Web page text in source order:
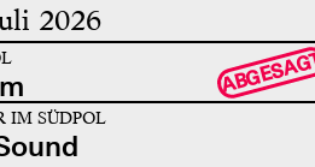
2026
IM SÜDPOL